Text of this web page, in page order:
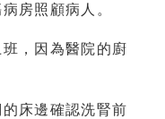
房照顧病人。
，因為醫院的廚
床邊確認洗腎前